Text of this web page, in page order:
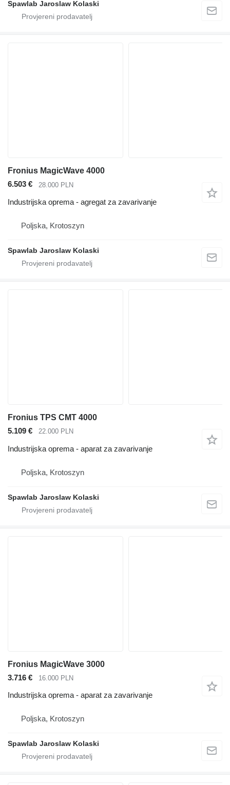
Spawlab Jaroslaw Kolaski
Fronius MagicWave 4000
6.503 €
28.000 PLN
Industrijska oprema - agregat za zavarivanje
Poljska, Krotoszyn
Spawlab Jaroslaw Kolaski
Fronius TPS CMT 4000
5.109 €
22.000 PLN
Industrijska oprema - aparat za zavarivanje
Poljska, Krotoszyn
Spawlab Jaroslaw Kolaski
Fronius MagicWave 3000
3.716 €
16.000 PLN
Industrijska oprema - aparat za zavarivanje
Poljska, Krotoszyn
Spawlab Jaroslaw Kolaski